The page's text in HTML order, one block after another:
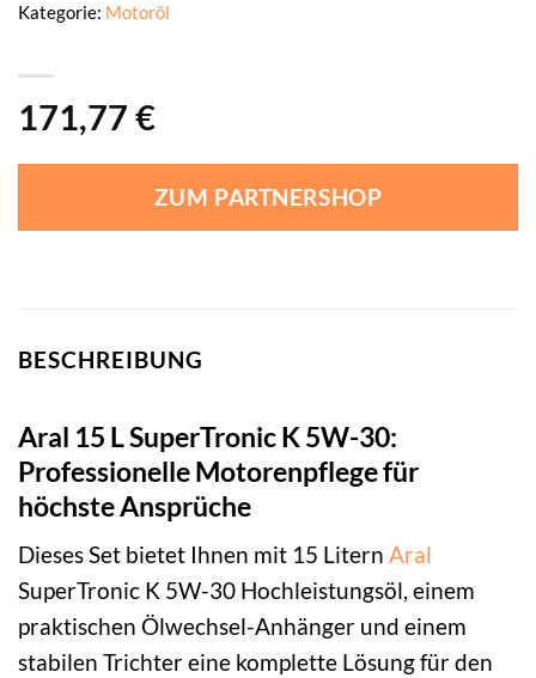
171,77 €
ZUM PARTNERSHOP
Kategorie: Motoröl
BESCHREIBUNG
Aral 15 L SuperTronic K 5W-30:
Professionelle Motorenpflege für
höchste Ansprüche
Dieses Set bietet Ihnen mit 15 Litern Aral
SuperTronic K 5W-30 Hochleistungsöl, einem
praktischen Ölwechsel-Anhänger und einem
stabilen Trichter eine komplette Lösung für den